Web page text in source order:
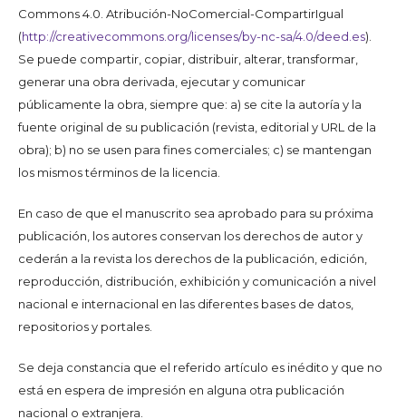
Commons 4.0. Atribución-NoComercial-CompartirIgual
(http://creativecommons.org/licenses/by-nc-sa/4.0/deed.es).
Se puede compartir, copiar, distribuir, alterar, transformar,
generar una obra derivada, ejecutar y comunicar
públicamente la obra, siempre que: a) se cite la autoría y la
fuente original de su publicación (revista, editorial y URL de la
obra); b) no se usen para fines comerciales; c) se mantengan
los mismos términos de la licencia.
En caso de que el manuscrito sea aprobado para su próxima
publicación, los autores conservan los derechos de autor y
cederán a la revista los derechos de la publicación, edición,
reproducción, distribución, exhibición y comunicación a nivel
nacional e internacional en las diferentes bases de datos,
repositorios y portales.
Se deja constancia que el referido artículo es inédito y que no
está en espera de impresión en alguna otra publicación
nacional o extranjera.